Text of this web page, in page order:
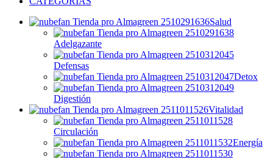
Salud
Adelgazante
Defensas
Detox
Digestión
Vitalidad
Circulación
Energía